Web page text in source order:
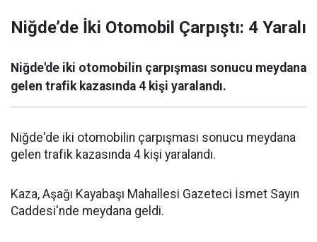
Niğde’de İki Otomobil Çarpıştı: 4 Yaralı
Niğde'de iki otomobilin çarpışması sonucu meydana
gelen trafik kazasında 4 kişi yaralandı.
Niğde'de iki otomobilin çarpışması sonucu meydana
gelen trafik kazasında 4 kişi yaralandı.
Kaza, Aşağı Kayabaşı Mahallesi Gazeteci İsmet Sayın
Caddesi'nde meydana geldi.